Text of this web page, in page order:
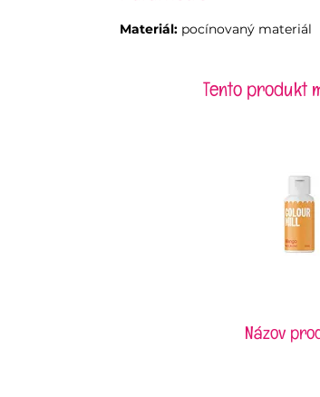
Materiál: pocínovaný materiál
Tento produkt
Názov